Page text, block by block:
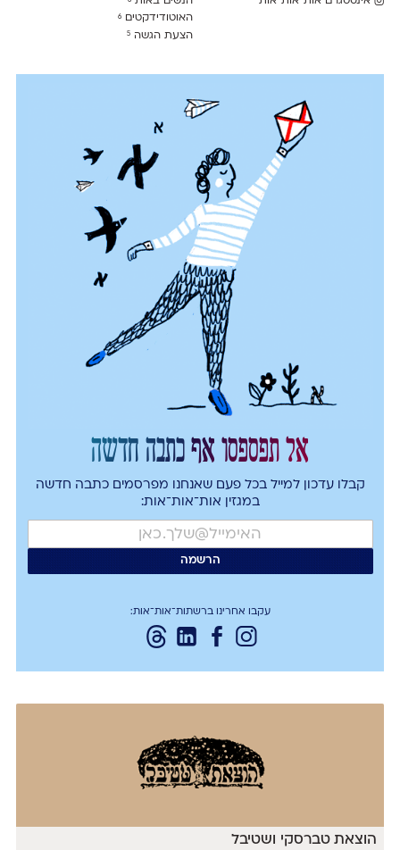
האוטודידקטים6
הצעת הגשה5
אל תפספסו אף כתבה חדשה
קבלו עדכון למייל בכל פעם שאנחנו מפרסמים כתבה חדשה
במגזין אות־אות־אות:
עקבו אחרינו ברשתות־אות־אות:
הוצאת טברסקי ושטיבל